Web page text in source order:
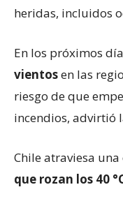
heridas, incluidos
En los próximos
vientosen las
riesgo de que
incendios, advirtió
Chile atraviesa
que rozan los 40